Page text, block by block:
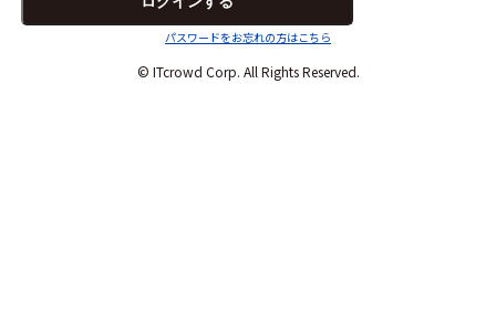
パスワードをお忘れの方はこちら
© ITcrowd Corp. All Rights Reserved.